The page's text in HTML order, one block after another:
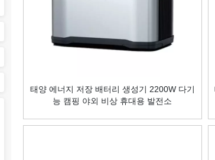
태양 에너지 저장 배터리 생성기 2200W 다기
능 캠핑 야외 비상 휴대용 발전소